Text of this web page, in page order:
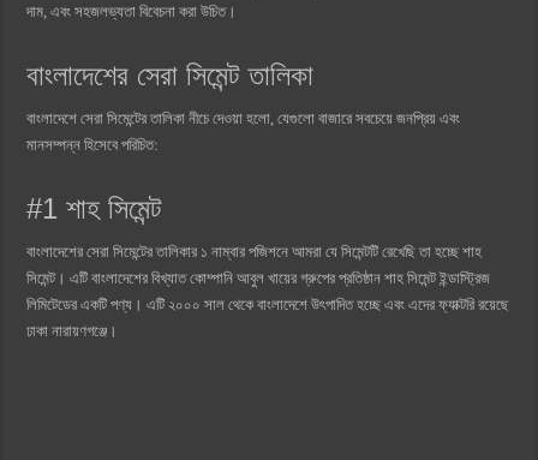
দাম, এবং সহজলভ্যতা বিবেচনা করা উচিত।
বাংলাদেশের সেরা সিমেন্ট তালিকা
বাংলাদেশে সেরা সিমেন্টের তালিকা নীচে দেওয়া হলো, যেগুলো বাজারে সবচেয়ে জনপ্রিয় এবং
মানসম্পন্ন হিসেবে পরিচিত:
#1 শাহ সিমেন্ট
বাংলাদেশের সেরা সিমেন্টের তালিকার ১ নাম্বার পজিশনে আমরা যে সিমেন্টটি রেখেছি তা হচ্ছে শাহ
সিমেন্ট। এটি বাংলাদেশের বিখ্যাত কোম্পানি আবুল খায়ের গ্রুপের প্রতিষ্ঠান শাহ সিমেন্ট ইন্ডাস্ট্রিজ
লিমিটেডের একটি পণ্য। এটি ২০০০ সাল থেকে বাংলাদেশে উৎপাদিত হচ্ছে এবং এদের ফ্যাক্টরি রয়েছে
ঢাকা নারায়ণগঞ্জে।